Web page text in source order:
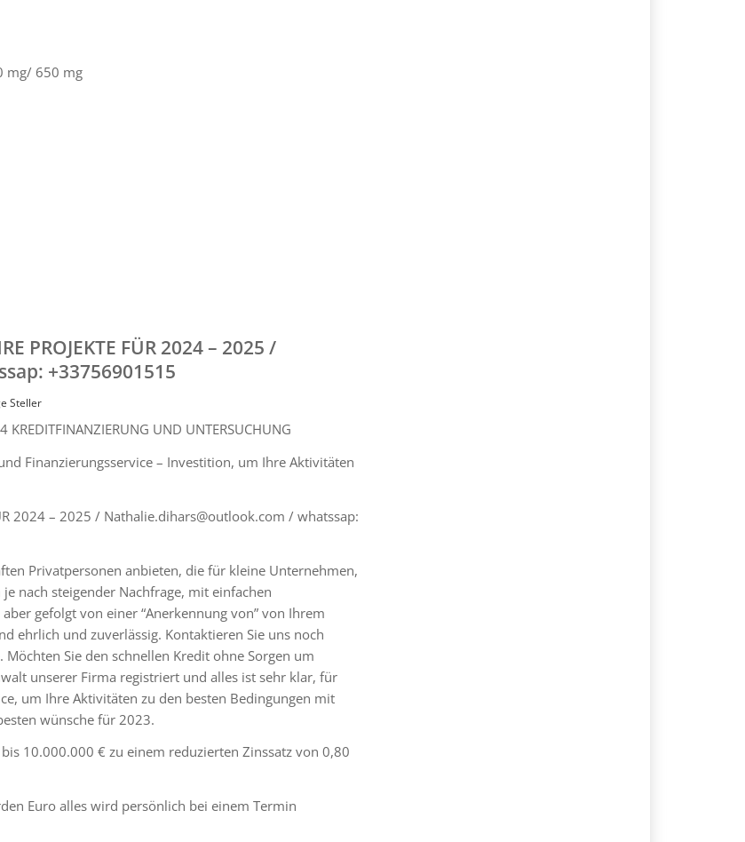
mg/ 650 mg
PROJEKTE FÜR 2024 – 2025 /
+33756901515
Steller
UND UNTERSUCHUNG
Finanzierungsservice – Investition, um Ihre Aktivitäten
2024 – 2025 / Nathalie.dihars@outlook.com / whatssap:
Privatpersonen anbieten, die für kleine Unternehmen,
nach steigender Nachfrage, mit einfachen
gefolgt von einer “Anerkennung von” von Ihrem
ehrlich und zuverlässig. Kontaktieren Sie uns noch
Sie den schnellen Kredit ohne Sorgen um
unserer Firma registriert und alles ist sehr klar, für
um Ihre Aktivitäten zu den besten Bedingungen mit
wünsche für 2023.
10.000.000 € zu einem reduzierten Zinssatz von 0,80
Euro alles wird persönlich bei einem Termin